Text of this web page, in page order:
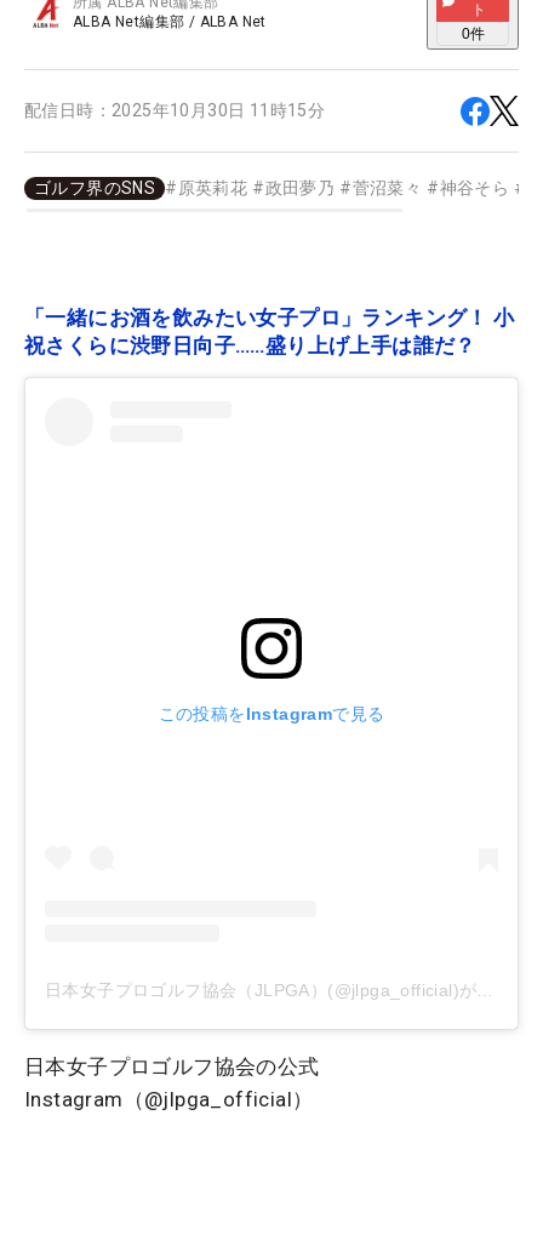
ALBA Net編集部 / ALBA Net
ト
0件
配信日時： 2025年10月30日 11時15分
ゴルフ界のSNS # 原英莉花 #政田夢乃 #菅沼菜々 #神谷そら #
「一緒にお酒を飲みたい女子プロ」ランキング！ 小
祝さくらに渋野日向子……盛り上げ上手は誰だ？
この投稿をInstagramで見る
日本女子プロゴルフ協会の公式
Instagram（@jlpga_official）